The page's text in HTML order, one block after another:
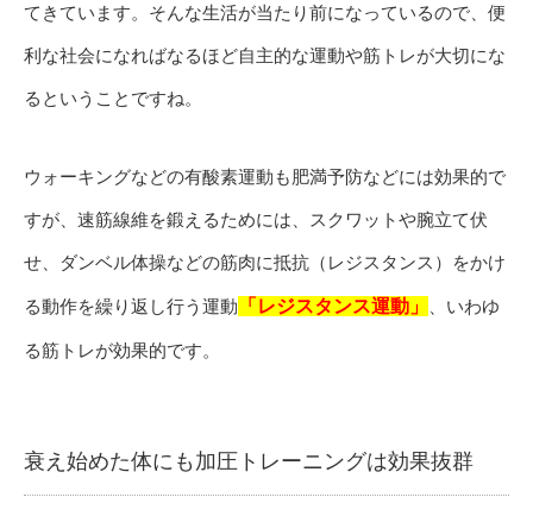
てきています。そんな生活が当たり前になっているので、便
利な社会になればなるほど自主的な運動や筋トレが大切にな
るということですね。
ウォーキングなどの有酸素運動も肥満予防などには効果的で
すが、速筋線維を鍛えるためには、スクワットや腕立て伏
せ、ダンベル体操などの筋肉に抵抗（レジスタンス）をかけ
る動作を繰り返し行う運動 「レジスタンス運動」 、いわゆ
る筋トレが効果的です。
衰え始めた体にも加圧トレーニングは効果抜群